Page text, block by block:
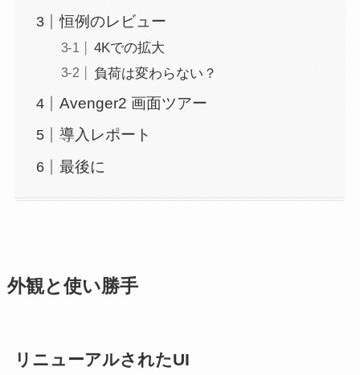
恒例のレビュー
4Kでの拡大
負荷は変わらない？
Avenger2 画面ツアー
導入レポート
最後に
外観と使い勝手
リニューアルされたUI